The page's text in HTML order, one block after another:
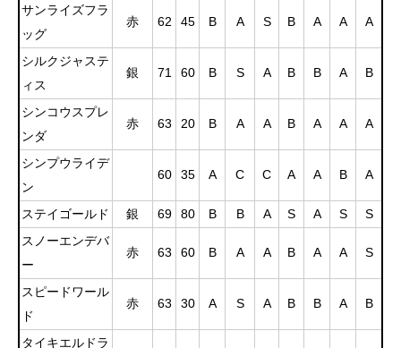
サンライズフラ
ッグ
赤 62 45 B A S B A A A
シルクジャステ
ィス
銀 71 60 B S A B B A B
シンコウスプレ
ンダ
赤 63 20 B A A B A A A
シンプウライデ
ン
60 35 A C C A A B A
ステイゴールド 銀 69 80 B B A S A S
S
スノーエンデバ
ー
赤 63 60 B A A B A A S
スピードワール
ド
赤 63 30 A S A B B A B
タイキエルドラ